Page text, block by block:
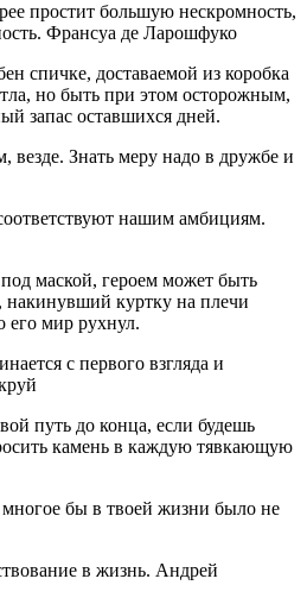
простит большую нескромность,
Франсуа де Ларошфуко
спичке, доставаемой из коробка
но быть при этом осторожным,
запас оставшихся дней.
везде. Знать меру надо в дружбе и
нашим амбициям.
маской, героем может быть
куртку на плечи
его мир рухнул.
с первого взгляда и
путь до конца, если будешь
камень в каждую тявкающую
бы в твоей жизни было не
в жизнь. Андрей